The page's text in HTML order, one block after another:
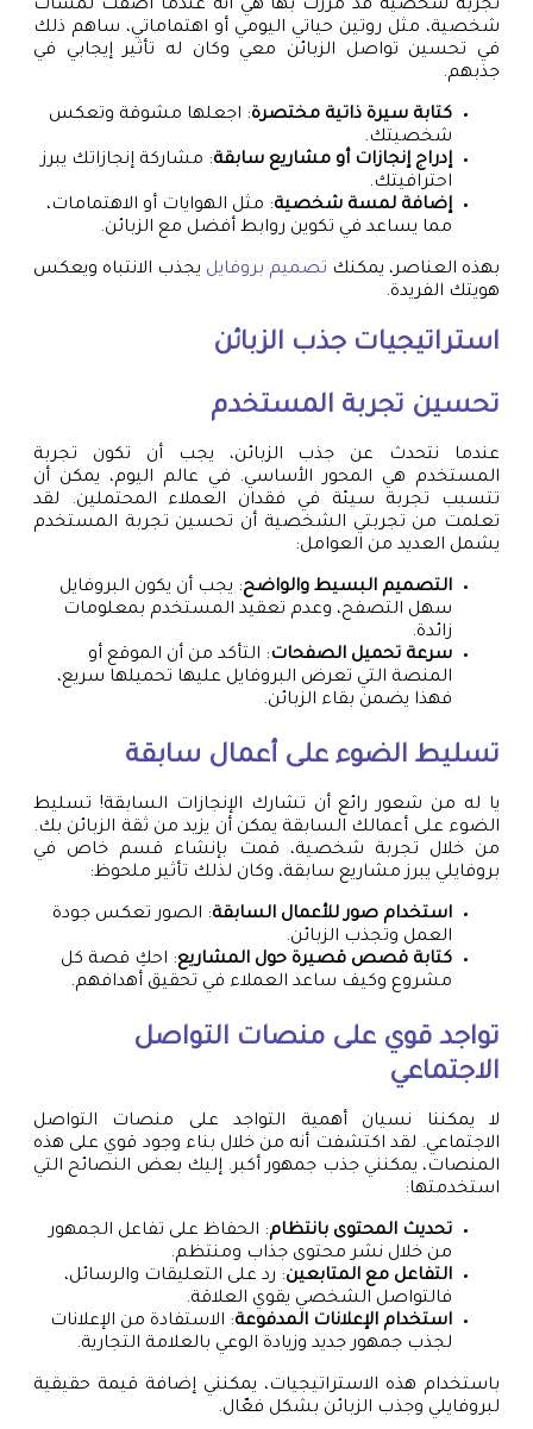
تجربة شخصية قد مررت بها هي أنه عندما أضفت لمسات
شخصية، مثل روتين حياتي اليومي أو اهتماماتي، ساهم ذلك
في تحسين تواصل الزبائن معي وكان له تأثير إيجابي في
جذبهم.
كتابة سيرة ذاتية مختصرة: اجعلها مشوقة وتعكس
شخصيتك.
إدراج إنجازات أو مشاريع سابقة: مشاركة إنجازاتك يبرز
احترافيتك.
إضافة لمسة شخصية: مثل الهوايات أو الاهتمامات،
مما يساعد في تكوين روابط أفضل مع الزبائن.
بهذه العناصر، يمكنك تصميم بروفايل يجذب الانتباه ويعكس
هويتك الفريدة.
استراتيجيات جذب الزبائن
تحسين تجربة المستخدم
عندما نتحدث عن جذب الزبائن، يجب أن تكون تجربة
المستخدم هي المحور الأساسي. في عالم اليوم، يمكن أن
تتسبب تجربة سيئة في فقدان العملاء المحتملين. لقد
تعلمت من تجربتي الشخصية أن تحسين تجربة المستخدم
يشمل العديد من العوامل:
التصميم البسيط والواضح: يجب أن يكون البروفايل
سهل التصفح، وعدم تعقيد المستخدم بمعلومات
زائدة.
سرعة تحميل الصفحات: التأكد من أن الموقع أو
المنصة التي تعرض البروفايل عليها تحميلها سريع،
فهذا يضمن بقاء الزبائن.
تسليط الضوء على أعمال سابقة
يا له من شعور رائع أن تشارك الإنجازات السابقة! تسليط
الضوء على أعمالك السابقة يمكن أن يزيد من ثقة الزبائن بك.
من خلال تجربة شخصية، قمت بإنشاء قسم خاص في
بروفايلي يبرز مشاريع سابقة، وكان لذلك تأثير ملحوظ:
استخدام صور للأعمال السابقة: الصور تعكس جودة
العمل وتجذب الزبائن.
كتابة قصص قصيرة حول المشاريع: احكِ قصة كل
مشروع وكيف ساعد العملاء في تحقيق أهدافهم.
تواجد قوي على منصات التواصل
الاجتماعي
لا يمكننا نسيان أهمية التواجد على منصات التواصل
الاجتماعي. لقد اكتشفت أنه من خلال بناء وجود قوي على هذه
المنصات، يمكنني جذب جمهور أكبر. إليك بعض النصائح التي
استخدمتها:
تحديث المحتوى بانتظام: الحفاظ على تفاعل الجمهور
من خلال نشر محتوى جذاب ومنتظم.
التفاعل مع المتابعين: رد على التعليقات والرسائل،
فالتواصل الشخصي يقوي العلاقة.
استخدام الإعلانات المدفوعة: الاستفادة من الإعلانات
لجذب جمهور جديد وزيادة الوعي بالعلامة التجارية.
باستخدام هذه الاستراتيجيات، يمكنني إضافة قيمة حقيقية
لبروفايلي وجذب الزبائن بشكل فعّال.